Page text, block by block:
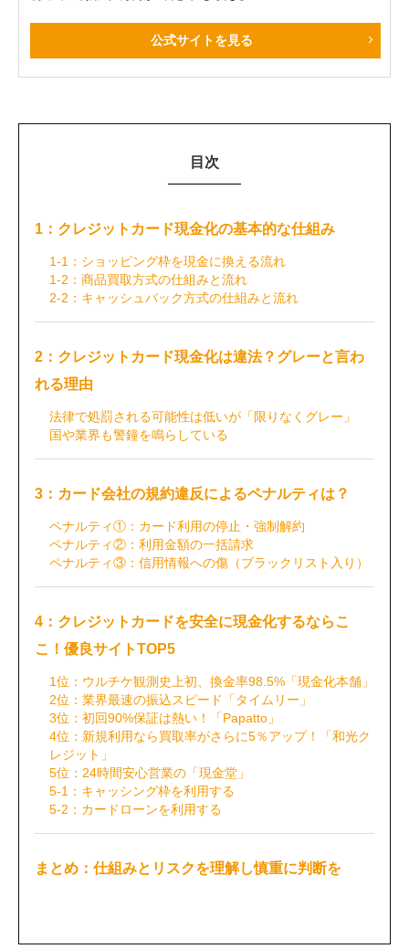
公式サイトを見る
目次
1：クレジットカード現金化の基本的な仕組み
1-1：ショッピング枠を現金に換える流れ
1-2：商品買取方式の仕組みと流れ
2-2：キャッシュバック方式の仕組みと流れ
2：クレジットカード現金化は違法？グレーと言わ
れる理由
法律で処罰される可能性は低いが「限りなくグレー」
国や業界も警鐘を鳴らしている
3：カード会社の規約違反によるペナルティは？
ペナルティ①：カード利用の停止・強制解約
ペナルティ②：利用金額の一括請求
ペナルティ③：信用情報への傷（ブラックリスト入り）
4：クレジットカードを安全に現金化するならこ
こ！優良サイトTOP5
1位：ウルチケ観測史上初、換金率98.5%「現金化本舗」
2位：業界最速の振込スピード「タイムリー」
3位：初回90%保証は熱い！「Papatto」
4位：新規利用なら買取率がさらに5％アップ！「和光ク
レジット」
5位：24時間安心営業の「現金堂」
5-1：キャッシング枠を利用する
5-2：カードローンを利用する
まとめ：仕組みとリスクを理解し慎重に判断を